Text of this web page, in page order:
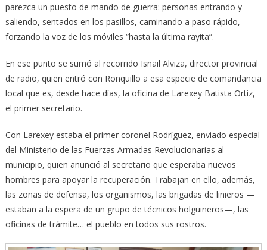
parezca un puesto de mando de guerra: personas entrando y
saliendo, sentados en los pasillos, caminando a paso rápido,
forzando la voz de los móviles “hasta la última rayita”.
En ese punto se sumó al recorrido Isnail Alviza, director provincial
de radio, quien entró con Ronquillo a esa especie de comandancia
local que es, desde hace días, la oficina de Larexey Batista Ortiz,
el primer secretario.
Con Larexey estaba el primer coronel Rodríguez, enviado especial
del Ministerio de las Fuerzas Armadas Revolucionarias al
municipio, quien anunció al secretario que esperaba nuevos
hombres para apoyar la recuperación. Trabajan en ello, además,
las zonas de defensa, los organismos, las brigadas de linieros —
estaban a la espera de un grupo de técnicos holguineros—, las
oficinas de trámite… el pueblo en todos sus rostros.